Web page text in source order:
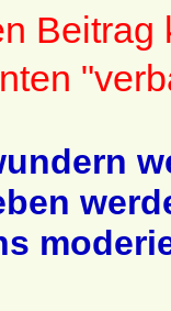
Beitrag